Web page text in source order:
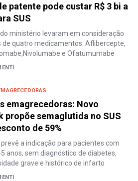
patente pode custar R$ 3 bi a
SUS
ministério levaram em consideração
de quatro medicamentos: Aflibercepte,
e Ofatumumabe
emagrecedoras: Novo
propõe semaglutida no SUS
de 59%
a indicação para pacientes com
anos, sem diagnóstico de diabetes,
grave e histórico de infarto